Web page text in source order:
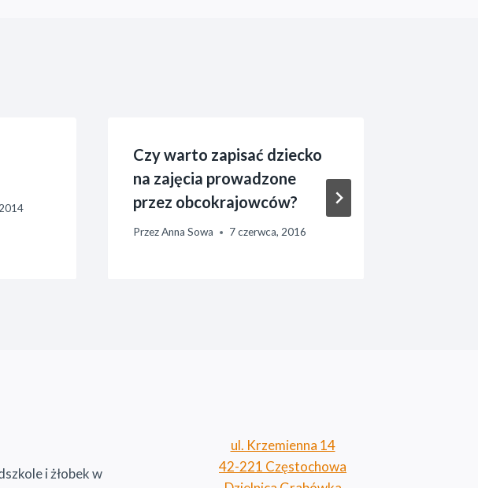
Czy warto zapisać dziecko
na zajęcia prowadzone
przez obcokrajowców?
Przez Anna Sowa 7 czerwca, 2016
i żłobek w
ul. Krzemienna 14
42-221 Częstochowa